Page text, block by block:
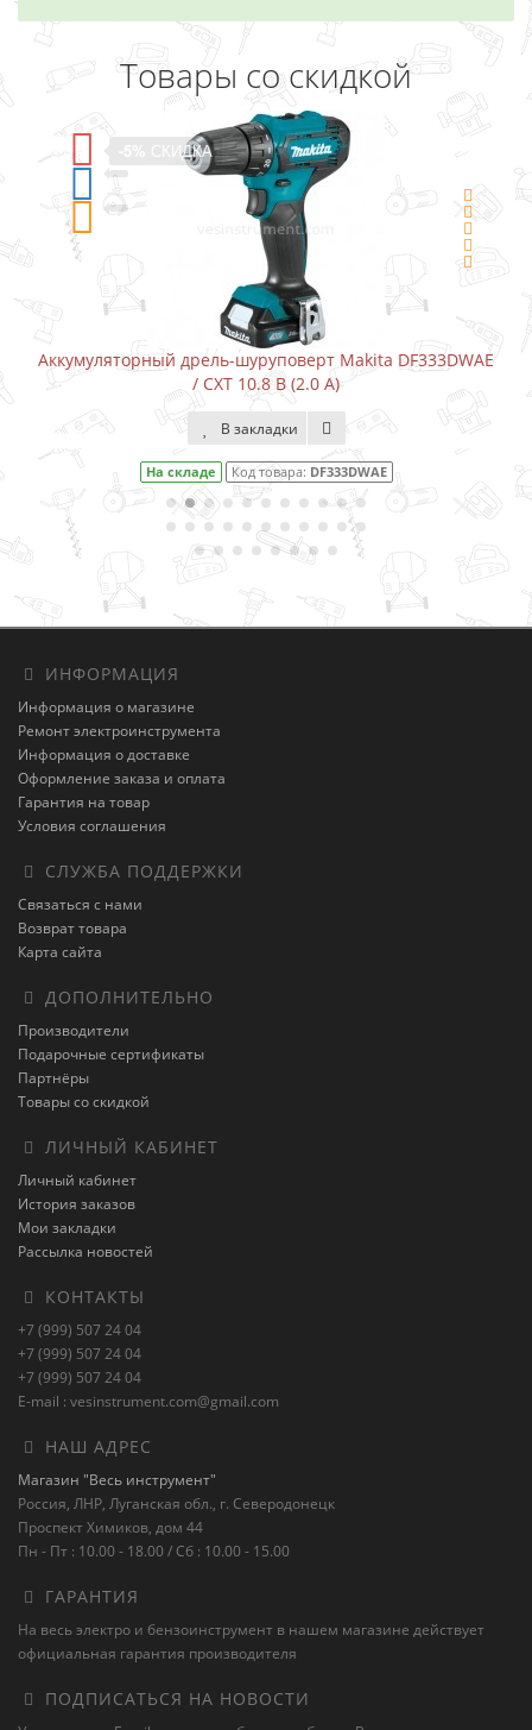
Товары со скидкой
СКИДКА
Аккумуляторный дрель-шуруповерт Makita DF333DWAE
/ CXT 10.8 В (2.0 А)
В закладки
На складе Код товара: DF333DWAE
ИНФОРМАЦИЯ
Информация о магазине
Ремонт электроинструмента
Информация о доставке
Оформление заказа и оплата
Гарантия на товар
Условия соглашения
СЛУЖБА ПОДДЕРЖКИ
Связаться с нами
Возврат товара
Карта сайта
ДОПОЛНИТЕЛЬНО
Производители
Подарочные сертификаты
Партнёры
Товары со скидкой
ЛИЧНЫЙ КАБИНЕТ
Личный кабинет
История заказов
Мои закладки
Рассылка новостей
КОНТАКТЫ
+7 (999) 507 24 04
+7 (999) 507 24 04
+7 (999) 507 24 04
E-mail : vesinstrument.com@gmail.com
НАШ АДРЕС
Магазин "Весь инструмент"
Россия, ЛНР, Луганская обл., г. Северодонецк
Проспект Химиков, дом 44
Пн - Пт : 10.00 - 18.00 / Сб : 10.00 - 15.00
ГАРАНТИЯ
На весь электро и бензоинструмент в нашем магазине действует
официальная гарантия производителя
ПОДПИСАТЬСЯ НА НОВОСТИ